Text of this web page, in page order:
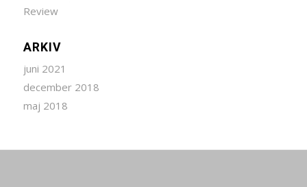
Review
ARKIV
juni 2021
december 2018
maj 2018